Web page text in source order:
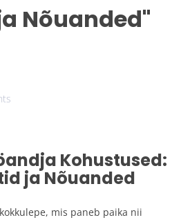
Nõuanded"
Kohustused:
ja Nõuanded
mis paneb paika nii